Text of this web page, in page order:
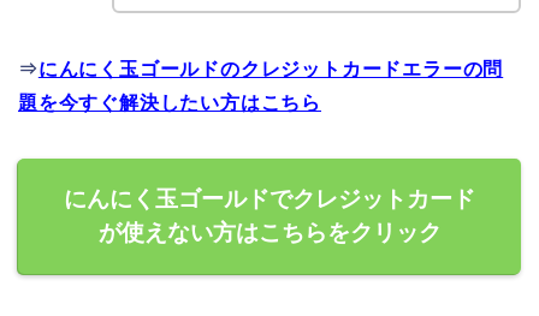
⇒にんにく玉ゴールドのクレジットカードエラーの問
題を今すぐ解決したい方はこちら
にんにく玉ゴールドでクレジットカード
が使えない方はこちらをクリック